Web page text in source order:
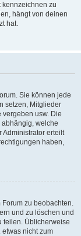
kennzeichnen zu
hängt von deinen
hat.
Sie können jede
setzen, Mitglieder
usw. Die
abhängig, welche
Administrator erteilt
haben,
Forum zu beobachten.
und zu löschen und
teilen. Üblicherweise
etwas nicht zum